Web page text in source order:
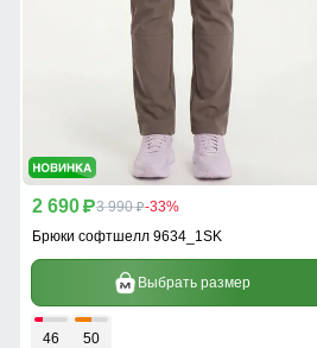
2 690 p3 990 p-33%
Брюки софтшелл 9634_1SK
Выбрать размер
46 50